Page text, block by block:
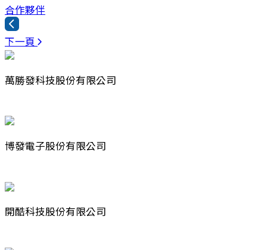
合作夥伴
下一頁
萬勝發科技股份有限公司
博發電子股份有限公司
開酷科技股份有限公司